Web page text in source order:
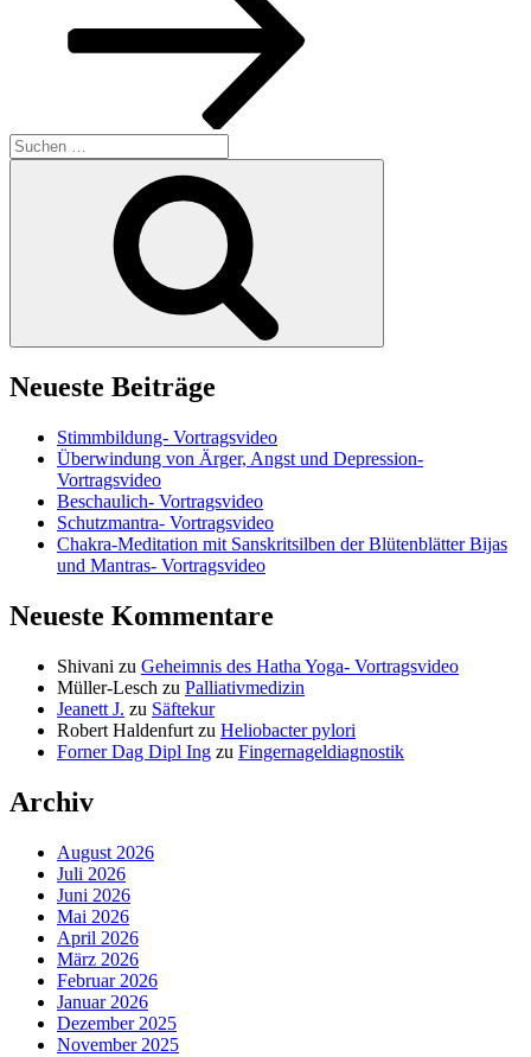
Suchen
nach:
Neueste Beiträge
Stimmbildung- Vortragsvideo
Überwindung von Ärger, Angst und Depression-
Vortragsvideo
Beschaulich- Vortragsvideo
Schutzmantra- Vortragsvideo
Chakra-Meditation mit Sanskritsilben der Blütenblätter Bijas
und Mantras- Vortragsvideo
Neueste Kommentare
Shivani zu Geheimnis des Hatha Yoga- Vortragsvideo
Müller-Lesch zu Palliativmedizin
Jeanett J. zu Säftekur
Robert Haldenfurt zu Heliobacter pylori
Forner Dag Dipl Ing zu Fingernageldiagnostik
Archiv
August 2026
Juli 2026
Juni 2026
Mai 2026
April 2026
März 2026
Februar 2026
Januar 2026
Dezember 2025
November 2025